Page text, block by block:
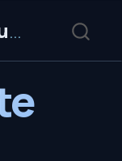
THK-AI Research Cluster